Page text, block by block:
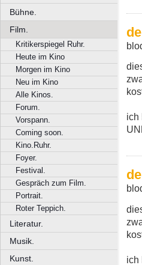
Bühne.
Film.
Kritikerspiegel Ruhr.
Heute im Kino
Morgen im Kino
Neu im Kino
Alle Kinos.
Forum.
Vorspann.
Coming soon.
Kino.Ruhr.
Foyer.
Festival.
Gespräch zum Film.
Portrait.
Roter Teppich.
Literatur.
Musik.
Kunst.
ich
ich